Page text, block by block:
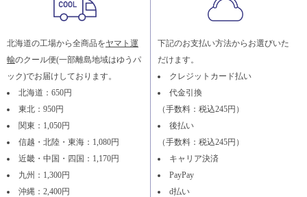
北海道の工場から全商品をヤマト運
輸のクール便(一部離島地域はゆうパ
ック)でお届けしております。
北海道：650円
東北：950円
関東：1,050円
信越・北陸・東海：1,080円
近畿・中国・四国：1,170円
九州：1,300円
沖縄：2,400円
下記のお支払い方法からお選びいた
だけます。
クレジットカード払い
代金引換
（手数料：税込245円）
後払い
（手数料：税込245円）
キャリア決済
PayPay
d払い